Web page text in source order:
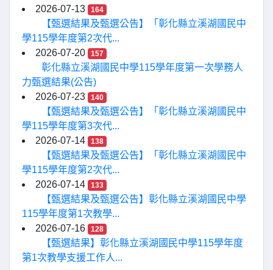
2026-07-13
164
【甄選結果及甄選公告】「彰化縣立溪湖國民中
學115學年度第2次代...
2026-07-20
157
彰化縣立溪湖國民中學115學年度第一次學務人
力甄選結果(公告)
2026-07-23
140
【甄選結果及甄選公告】「彰化縣立溪湖國民中
學115學年度第3次代...
2026-07-14
138
【甄選結果及甄選公告】「彰化縣立溪湖國民中
學115學年度第2次代...
2026-07-14
133
【甄選結果及甄選公告】彰化縣立溪湖國民中學
115學年度第1次教學...
2026-07-16
128
【甄選結果】彰化縣立溪湖國民中學115學年度
第1次教學支援工作人...